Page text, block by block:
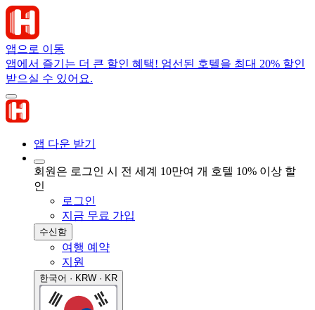
앱으로 이동
앱에서 즐기는 더 큰 할인 혜택! 엄선된 호텔을 최대 20% 할인
받으실 수 있어요.
앱 다운 받기
회원은 로그인 시 전 세계 10만여 개 호텔 10% 이상 할
인
로그인
지금 무료 가입
수신함
여행 예약
지원
한국어 · KRW · KR